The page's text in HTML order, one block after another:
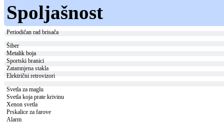
Spoljašnost
Periodičan rad brisača
Šiber
Metalik boja
Sportski branici
Zatamnjena stakla
Električni retrovizori
Svetla za maglu
Svetla koja prate krivinu
Xenon svetla
Prskalice za farove
Alarm